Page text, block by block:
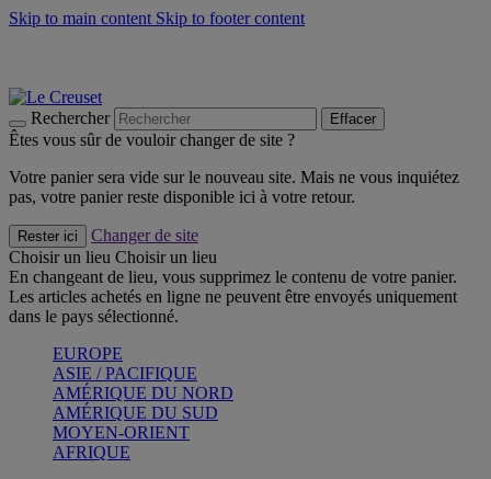
Skip to main content Skip to footer content
Rechercher Effacer
Êtes vous sûr de vouloir changer de site ?
Votre panier sera vide sur le nouveau site. Mais ne vous inquiétez
pas, votre panier reste disponible ici à votre retour.
Rester ici
Changer de site
Choisir un lieu Choisir un lieu
En changeant de lieu, vous supprimez le contenu de votre panier.
Les articles achetés en ligne ne peuvent être envoyés uniquement
dans le pays sélectionné.
EUROPE
ASIE / PACIFIQUE
AMÉRIQUE DU NORD
AMÉRIQUE DU SUD
MOYEN-ORIENT
AFRIQUE